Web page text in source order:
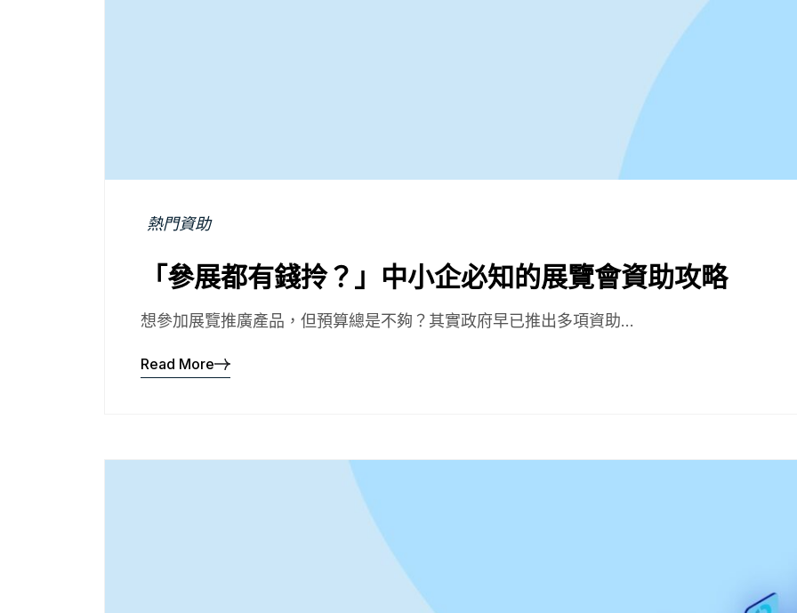
熱門資助
「參展都有錢拎？」中小企必知的展覽會資助攻略
想參加展覽推廣產品，但預算總是不夠？其實政府早已推出多項資助...
Read More